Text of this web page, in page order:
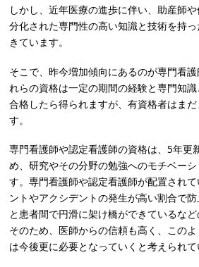
しかし、近年医療の進歩に伴い、助産師
分化された専門性の高い知識と技術を持
きています。
そこで、昨今増加傾向にあるのが専門看
れらの資格は一定の期間の経験と専門知
合格したら得られますが、有資格者はま
す。
専門看護師や認定看護師の資格は、5年更
め、研究やその分野の勉強へのモチベー
す。専門看護師や認定看護師が配置され
ントやアクシデントの発生が高い割合で
と患者間で円滑に架け橋ができているなど
そのため、医師からの信頼も高く、この
は今後更に必要となっていくと考えられて